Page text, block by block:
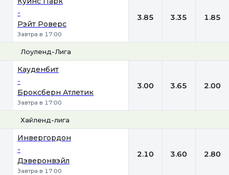
-
Рэйт Роверс
Завтра в 17:00
3.85 3.35 1.85
Лоуленд-Лига
Кауденбит
-
Броксберн Атлетик
Завтра в 17:00
3.00 3.65 2.00
Хайленд-лига
Инвергордон
-
Дэверонвэйл
Завтра в 17:00
2.10 3.60 2.80